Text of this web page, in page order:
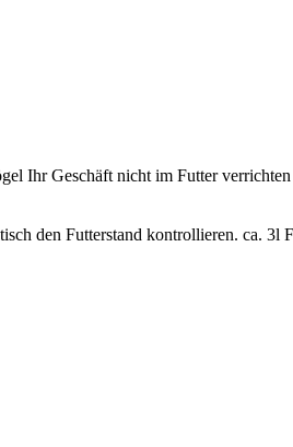
Ihr Geschäft nicht im Futter
den Futterstand kontrollieren. ca. 3l